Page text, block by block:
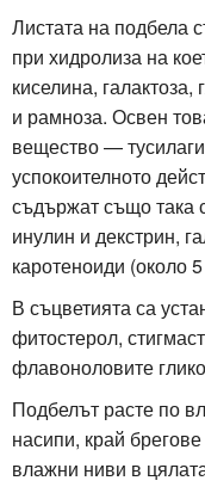
Листата на подбела
при хидролиза на
киселина,
и рамноза. Освен
вещество —
успокоителното
съдържат също така
инулин и декстрин,
каротеноиди (около
В съцветията са
фитостерол,
флавоноловите
Подбелът расте по
насипи, край
влажни ниви в